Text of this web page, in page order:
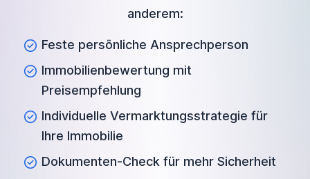
anderem:
Feste persönliche Ansprechperson
Immobilienbewertung mit
Preisempfehlung
Individuelle Vermarktungsstrategie für
Ihre Immobilie
Dokumenten-Check für mehr Sicherheit